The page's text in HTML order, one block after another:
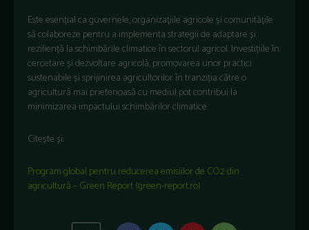
Este esențial ca guvernele, organizațiile agricole și comunitățile
să colaboreze pentru a implementa strategii de adaptare și
reziliență la schimbările climatice în sectorul agricol. Investițiile în
cercetare și dezvoltare agricolă, promovarea unor practici
sustenabile și sprijinirea agricultorilor în tranziția către o
agricultură mai prietenoasă cu mediul pot contribui la
minimizarea impactului schimbărilor climatice.
Citește și:
Program global pentru reducerea emisiilor de CO2 din
agricultură – Green Report (green-report.ro)